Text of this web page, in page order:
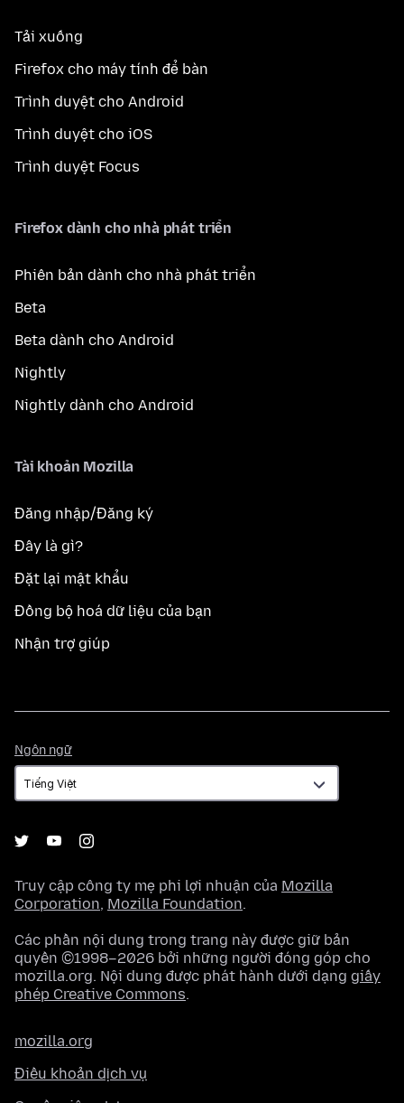
Tải xuống
Firefox cho máy tính để bàn
Trình duyệt cho Android
Trình duyệt cho iOS
Trình duyệt Focus
Firefox dành cho nhà phát triển
Phiên bản dành cho nhà phát triển
Beta
Beta dành cho Android
Nightly
Nightly dành cho Android
Tài khoản Mozilla
Đăng nhập/Đăng ký
Đây là gì?
Đặt lại mật khẩu
Đồng bộ hoá dữ liệu của bạn
Nhận trợ giúp
Ngôn ngữ
ngữ
Truy cập công ty mẹ phi lợi nhuận của Mozilla
Corporation, Mozilla Foundation.
Các phần nội dung trong trang này được giữ bản
quyền ©1998–2026 bởi những người đóng góp cho
mozilla.org. Nội dung được phát hành dưới dạng giấy
phép Creative Commons.
mozilla.org
Điều khoản dịch vụ